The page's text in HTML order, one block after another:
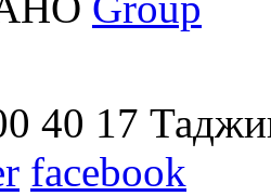
40 17
facebook